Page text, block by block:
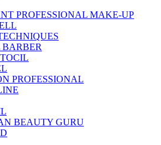
PROFESSIONAL MAKE-UP
BARBER
PROFESSIONAL
BEAUTY GURU